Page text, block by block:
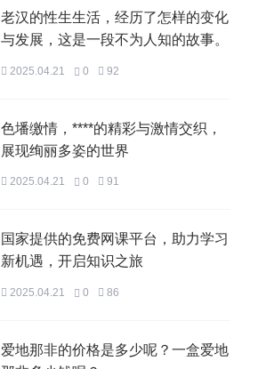
老汉的性生生活，经历了怎样的变化
与发展，这是一段不为人知的故事。
2025.04.21 0 92
色墦缴情，****的精彩与激情交织，
展现绚丽多姿的世界
2025.04.21 0 91
国家提供的免费网课平台，助力学习
新机遇，开启知识之旅
2025.04.21 0 86
爱地那非的价格是多少呢？一盒爱地